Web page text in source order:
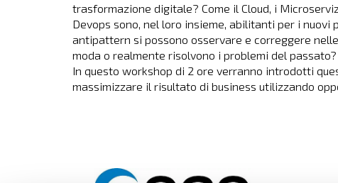
trasformazione digitale? Come il Cloud, i
Devops sono, nel loro insieme, abilitanti per i
antipattern si possono osservare e correggere
moda o realmente risolvono i problemi del passato?
In questo workshop di 2 ore verranno introdotti
massimizzare il risultato di business utilizzando